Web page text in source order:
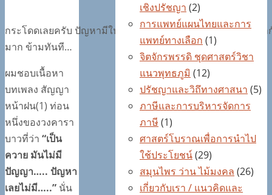
กระโดดเลยครับ ปัญหามีให้ข้ามไม่ได้มีไว้แบกครับ อย่าเสียเวล
มาก ข้ามทันที…
ผมชอบเนื้อหา
บทเพลง สัญญา
หน้าฝน(1) ท่อน
หนึ่งของวงคารา
บาวที่ว่า “เป็น
ควาย มันไม่มี
ปัญญา….. ปัญหา
เลยไม่มี…..” นั่น
เชิงปรัชญา (2)
การแพทย์แผนไทยและการ
แพทย์ทางเลือก (1)
จิตจักรพรรดิ ชุดศาสตร์วิชา
แนวพุทธภูมิ (12)
ปรัชญาและวิถึทางศาสนา (5)
ภาษีและการบริหารจัดการ
ภาษี (1)
ศาสตร์โบราณเพื่อการนำไป
ใช้ประโยชน์(29)
สมุนไพร ว่าน ไม้มงคล (26)
เกี่ยวกับเรา / แนวคิดและ